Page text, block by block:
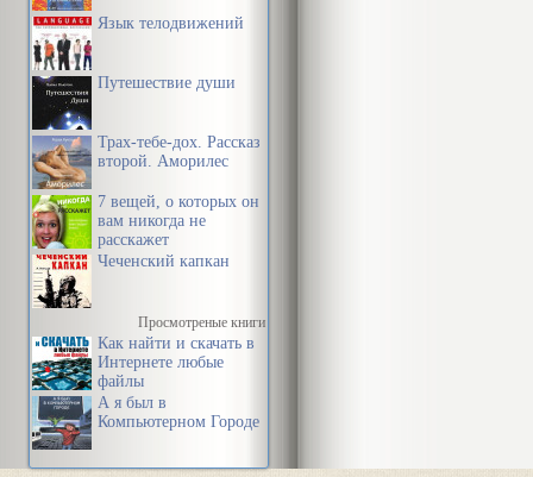
Язык телодвижений
Путешествие души
Трах-тебе-дох. Рассказ
второй. Аморилес
7 вещей, о которых он
вам никогда не
расскажет
Чеченский капкан
Просмотреные книги
Как найти и скачать в
Интернете любые
файлы
А я был в
Компьютерном Городе